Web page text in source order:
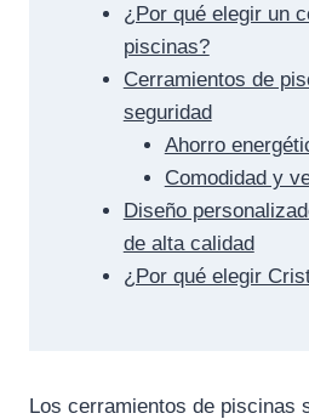
¿Por qué elegir un
piscinas?
Cerramientos de
seguridad
Ahorro
Comodidad y
Diseño
de alta calidad
¿Por qué elegir
Los cerramientos de piscinas